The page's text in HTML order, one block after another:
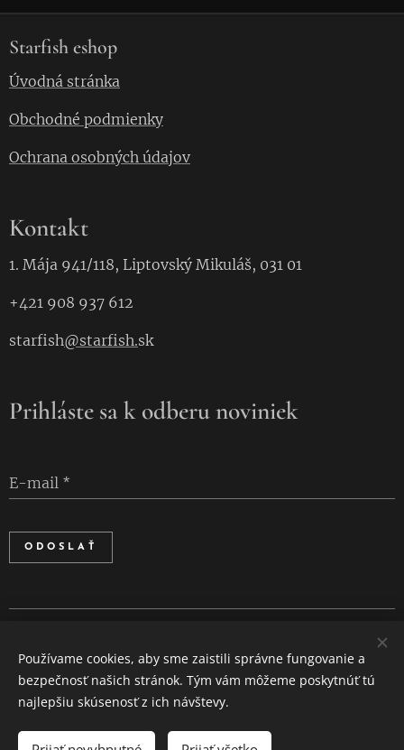
Starfish eshop
Úvodná stránka
Obchodné podmienky
Ochrana osobných údajov
Kontakt
1. Mája 941/118, Liptovský Mikuláš, 031 01
+421 908 937 612
starfish@starfish.sk
Prihláste sa k odberu noviniek
E-mail
ODOSLAŤ
Jazyky
Slovenčina
Používame cookies, aby sme zaistili správne fungovanie a
bezpečnosť našich stránok. Tým vám môžeme poskytnúť tú
najlepšiu skúsenosť z ich návštevy.